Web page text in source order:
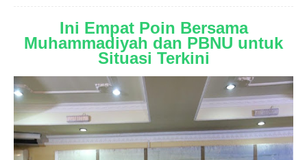
Ini Empat Poin Bersama
Muhammadiyah dan PBNU untuk
Situasi Terkini